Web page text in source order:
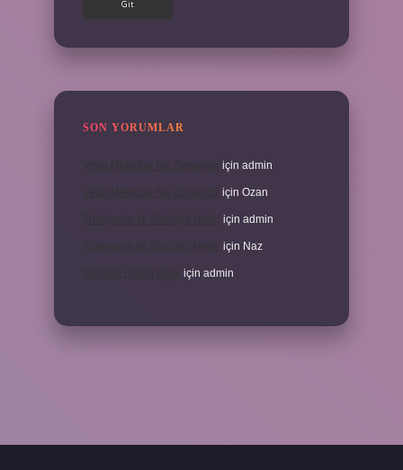
SON YORUMLAR
için admin
için Ozan
Türkiyenin Ilk Sözlüğü Nedir için admin
Türkiyenin Ilk Sözlüğü Nedir için Naz
için admin